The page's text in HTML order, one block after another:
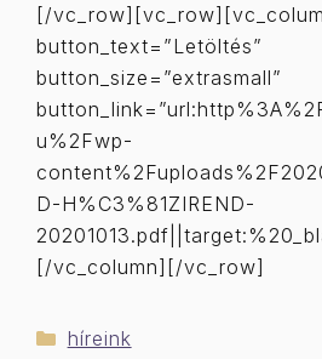
[/
button_text=”Letöltés”
button_size=”extrasmall”
u%2Fwp-
D-H%C3%81ZIREND-
[/vc_column][/vc_row]
Kategória
híreink